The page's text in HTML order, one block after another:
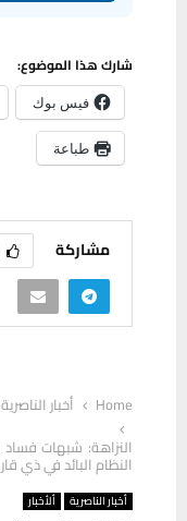
شارك هذا الموضوع:
فيس بوك
طباعة
مشاركة
Home
أخبار الناصرية
النزاهة: شبهات
النظام البائد في ذي قار
أخبار الناصرية ألأخبار